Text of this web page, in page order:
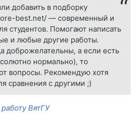
добавить в подборку
best.net/ — современный и
студентов. Помогают написать
и любые другие работы.
доброжелательны, а если есть
нормально), то
вопросы. Рекомендую хотя
сравнения с другими ;)
ВятГУ